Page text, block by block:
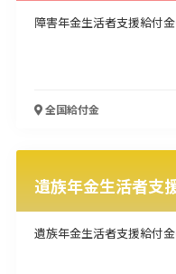
障害年金生活者支援給付
全国給付金
遺族年金生活者支
遺族年金生活者支援給付